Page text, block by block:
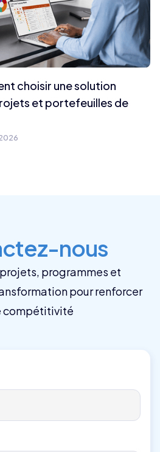
choisir une solution
et portefeuilles de
nous
programmes et
pour renforcer
compétitivité